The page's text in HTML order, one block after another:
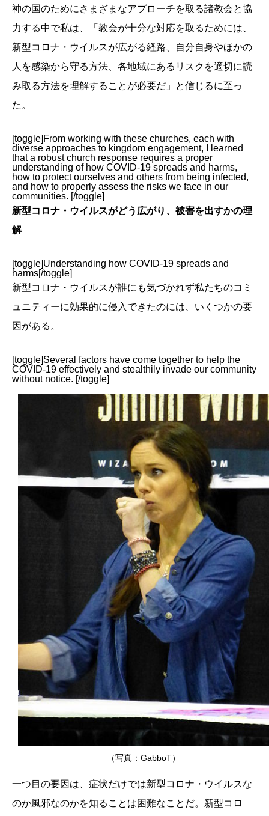
神の国のためにさまざまなアプローチを取る諸教会と協
力する中で私は、「教会が十分な対応を取るためには、
新型コロナ・ウイルスが広がる経路、自分自身やほかの
人を感染から守る方法、各地域にあるリスクを適切に読
み取る方法を理解することが必要だ」と信じるに至っ
た。
[toggle]From working with these churches, each with
diverse approaches to kingdom engagement, I learned
that a robust church response requires a proper
understanding of how COVID-19 spreads and harms,
how to protect ourselves and others from being infected,
and how to properly assess the risks we face in our
communities. [/toggle]
新型コロナ・ウイルスがどう広がり、被害を出すかの理
解
[toggle]Understanding how COVID-19 spreads and
harms[/toggle]
新型コロナ・ウイルスが誰にも気づかれず私たちのコミ
ュニティーに効果的に侵入できたのには、いくつかの要
因がある。
[toggle]Several factors have come together to help the
COVID-19 effectively and stealthily invade our community
without notice. [/toggle]
（写真：GabboT）
一つ目の要因は、症状だけでは新型コロナ・ウイルスな
のか風邪なのかを知ることは困難なことだ。新型コロ